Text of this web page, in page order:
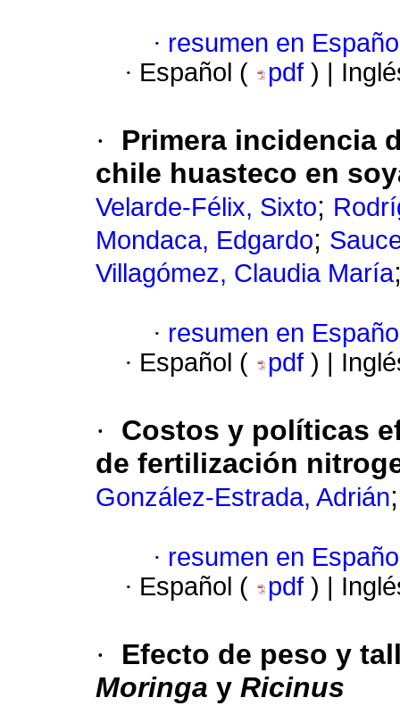
· resumen en
· Español ( pdf ) |
·
Primera incidencia
chile huasteco en
Velarde-Félix, Sixto;
Mondaca, Edgardo;
Villagómez, Claudia María
· resumen en
· Español ( pdf ) |
·
Costos y políticas
de fertilización
González-Estrada, Adrián
· resumen en
· Español ( pdf ) |
·
Efecto de peso y
Moringa y Ricinus